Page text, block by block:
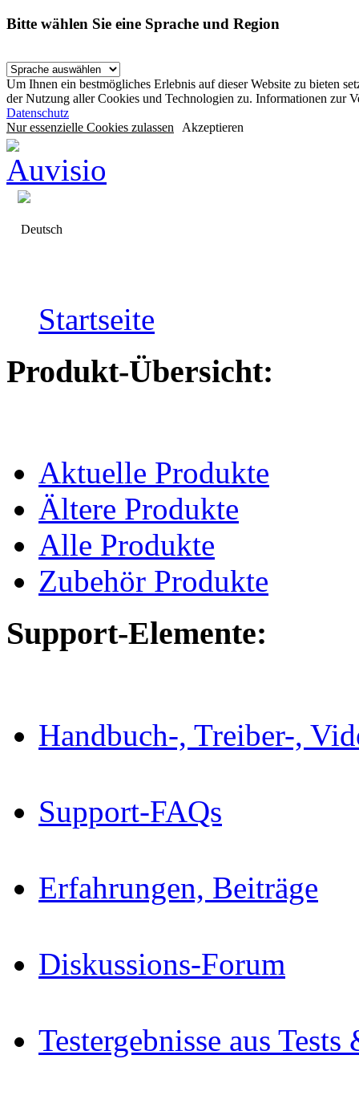
Bitte wählen Sie eine Sprache und Region
Um Ihnen ein bestmögliches Erlebnis auf dieser Website zu bieten
der Nutzung aller Cookies und Technologien zu. Informationen zur
Datenschutz
Nur essenzielle Cookies zulassen Akzeptieren
Deutsch
Startseite
Produkt-Übersicht:
Aktuelle Produkte
Ältere Produkte
Alle Produkte
Zubehör Produkte
Support-Elemente:
Handbuch-, Treiber-,
Support-FAQs
Erfahrungen, Beiträge
Diskussions-Forum
Testergebnisse aus